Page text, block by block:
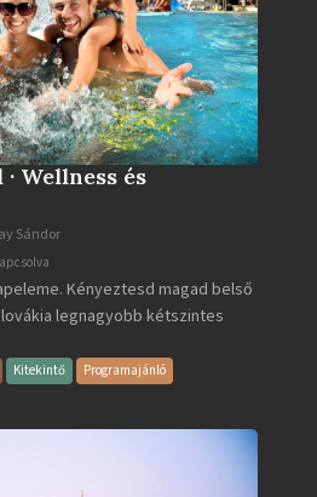
Wellness és
Sándor
Kényeztesd magad belső
legnagyobb kétszintes
Kitekintő
Programajánló